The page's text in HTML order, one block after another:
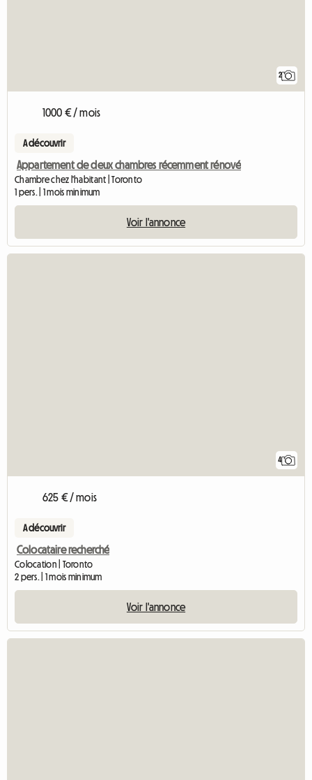
2
1000 € / mois
A découvrir
Appartement de deux chambres récemment rénové
Chambre chez l'habitant | Toronto
1 pers. | 1 mois minimum
Voir l'annonce
4
625 € / mois
A découvrir
Colocataire recherché
Colocation | Toronto
2 pers. | 1 mois minimum
Voir l'annonce